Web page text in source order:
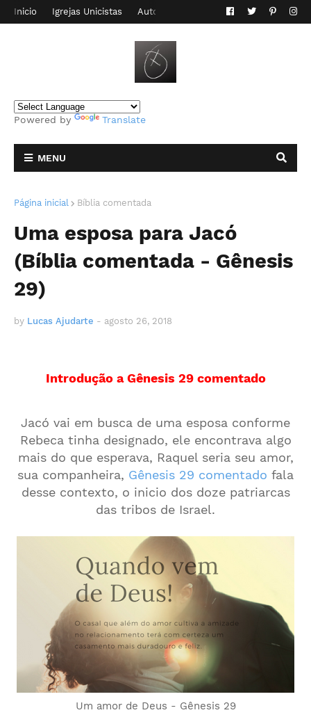
Inicio Igrejas Unicistas Autor do Blog Contato
Powered by Translate
MENU
Página inicial Bíblia comentada
Uma esposa para Jacó
(Bíblia comentada - Gênesis
29)
by Lucas Ajudarte - agosto 26, 2018
Introdução a Gênesis 29 comentado
Jacó vai em busca de uma esposa conforme
Rebeca tinha designado, ele encontrava algo
mais do que esperava, Raquel seria seu amor,
sua companheira, Gênesis 29 comentado fala
desse contexto, o inicio dos doze patriarcas
das tribos de Israel.
Um amor de Deus - Gênesis 29